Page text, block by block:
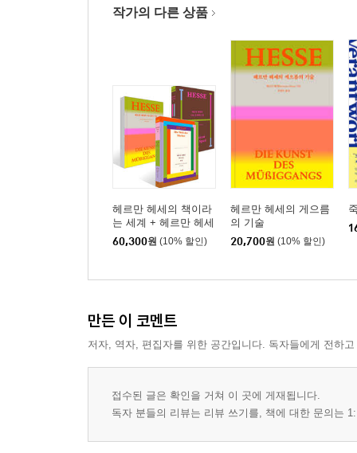
작가의 다른 상품
헤르만 헤세의 책이라
는 세계 + 헤르만 헤세
의 나로 존재하는 법 +
헤르만 헤세의 게으름
60,300원 (10% 할인)
헤르만 헤세의 게으름
의 기술
20,700원 (10% 할인)
만든 이 코멘트
저자, 역자, 편집자를 위한 공간입니다. 독자들에게 전하
접수된 글은 확인을 거쳐 이 곳에 게재됩니다.
독자 분들의 리뷰는 리뷰 쓰기를, 책에 대한 문의는